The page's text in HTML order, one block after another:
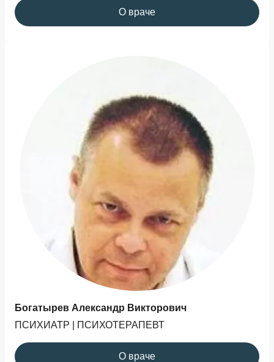
О враче
Богатырев Александр Викторович
ПСИХИАТР | ПСИХОТЕРАПЕВТ
О враче